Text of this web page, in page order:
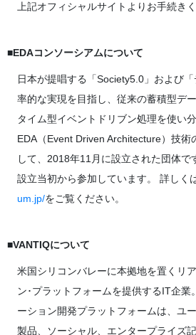
上記オフィシャルサイトよりお手続きく
■EDAコンソーシアムについて
日本が提唱する「Society5.0」および
率的な実現を目指し、従来の蓄積型デ
タイム型イベントドリブン処理を使い
EDA（Event Driven Architecture）技術
して、2018年11月に設立された団体で
設立当初から参加しています。 詳しく
um.jp/をご覧ください。
■VANTIQについて
米国シリコンバレーに本拠地を置くリ
ン･プラットフォームを提供するIT企業
ーション開発プラットフォームは、ユ
製品、ソーシャル、エンタープライズ